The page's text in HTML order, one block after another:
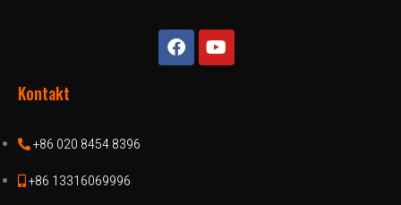
Kontakt
+86 020 8454 8396
+86 13316069996